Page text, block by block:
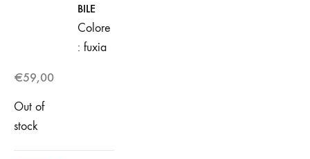
BILE
Colore
: fuxia
€59,00
Out of
stock